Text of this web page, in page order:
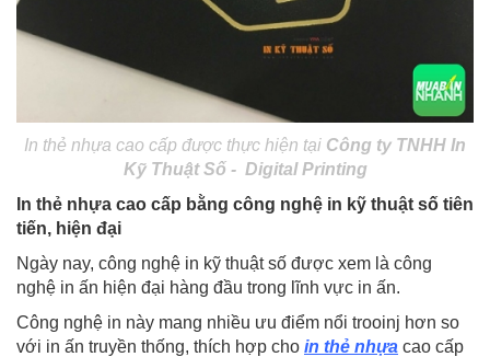
In thẻ nhựa cao cấp được thực hiện tại Công ty TNHH In
Kỹ Thuật Số - Digital Printing
In thẻ nhựa cao cấp bằng công nghệ in kỹ thuật số tiên
tiến, hiện đại
Ngày nay, công nghệ in kỹ thuật số được xem là công
nghệ in ấn hiện đại hàng đầu trong lĩnh vực in ấn.
Công nghệ in này mang nhiều ưu điểm nổi trooinj hơn so
với in ấn truyền thống, thích hợp cho in thẻ nhựa cao cấp